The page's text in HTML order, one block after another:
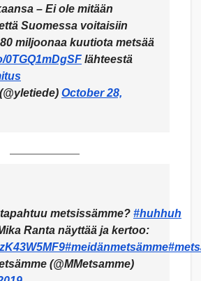
– Ei ole mitään
Suomessa voitaisiin
miljoonaa kuutiota metsää
0TGQ1mDgSF lähteestä
October 28,
metsissämme? #huhhuh
Ranta näyttää ja kertoo:
#meidänmetsämme
(@MMetsamme)